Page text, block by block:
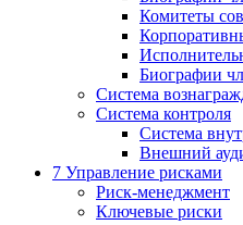
Комитеты
Биографии
Система
Система контроля
Система
Внешний
7 Управление рисками
Риск-менеджмент
Ключевые риски